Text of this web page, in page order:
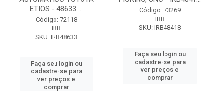
ETIOS - 48633 ...
Código: 72118
IRB
SKU: IRB48633
Faça seu login ou
cadastre-se para
ver preços e
comprar
Código: 73269
IRB
SKU: IRB48418
Faça seu login ou
cadastre-se para
ver preços e
comprar